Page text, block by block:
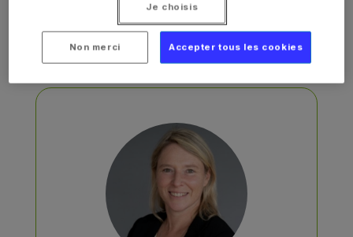
Direction
Je choisis
Non merci Accepter tous les cookies